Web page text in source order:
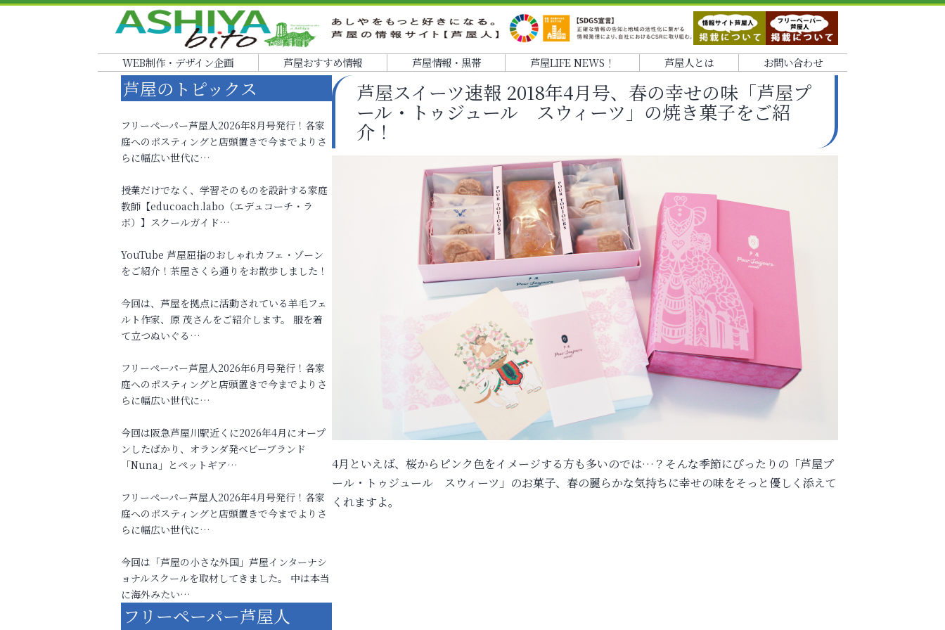
WEB制作・デザイン企画 芦屋おすすめ情報 芦屋情報・黒帯 芦屋LIFE NEWS！ 芦屋人とは お問い合わせ
芦屋スイーツ速報 2018年4月号、春の幸せの味「芦屋プ
ール・トゥジュール スウィーツ」の焼き菓子をご紹
介！
4月といえば、桜からピンク色をイメージする方も多いのでは…？そんな季節にぴったりの「芦屋プ
ール・トゥジュール スウィーツ」のお菓子、春の麗らかな気持ちに幸せの味をそっと優しく添えて
くれますよ。
芦屋のトピックス
フリーペーパー芦屋人2026年8月号発行！各家
庭へのポスティングと店頭置きで今までよりさ
らに幅広い世代に…
授業だけでなく、学習そのものを設計する家庭
教師【educoach.labo（エデュコーチ・ラ
ボ）】スクールガイド…
YouTube 芦屋屈指のおしゃれカフェ・ゾーン
をご紹介！茶屋さくら通りをお散歩しました！
今回は、芦屋を拠点に活動されている羊毛フェ
ルト作家、原 茂さんをご紹介します。 服を着
て立つぬいぐる…
フリーペーパー芦屋人2026年6月号発行！各家
庭へのポスティングと店頭置きで今までよりさ
らに幅広い世代に…
今回は阪急芦屋川駅近くに2026年4月にオープ
ンしたばかり、オランダ発ベビーブランド
「Nuna」とペットギア…
フリーペーパー芦屋人2026年4月号発行！各家
庭へのポスティングと店頭置きで今までよりさ
らに幅広い世代に…
今回は「芦屋の小さな外国」芦屋インターナシ
ョナルスクールを取材してきました。 中は本当
に海外みたい…
フリーペーパー芦屋人